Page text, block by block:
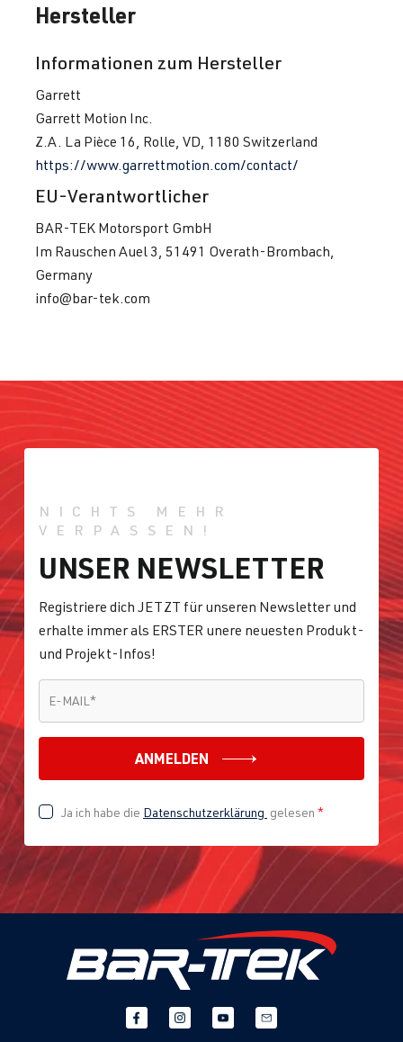
Hersteller
Informationen zum Hersteller
Garrett
Garrett Motion Inc.
Z.A. La Pièce 16, Rolle, VD, 1180 Switzerland
https://www.garrettmotion.com/contact/
EU-Verantwortlicher
BAR-TEK Motorsport GmbH
Im Rauschen Auel 3, 51491 Overath-Brombach,
Germany
info@bar-tek.com
NICHTS MEHR
VERPASSEN!
UNSER NEWSLETTER
Registriere dich JETZT für unseren Newsletter und
erhalte immer als ERSTER unere neuesten Produkt-
und Projekt-Infos!
E-MAIL *
ANMELDEN
Ja ich habe die Datenschutzerklärung gelesen *